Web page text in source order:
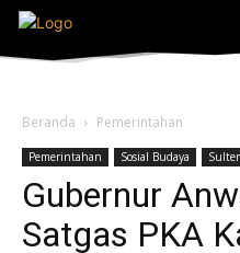
Beranda Pemerintahan
Pemerintahan Sosial Budaya
Gubernur
Satgas PKA